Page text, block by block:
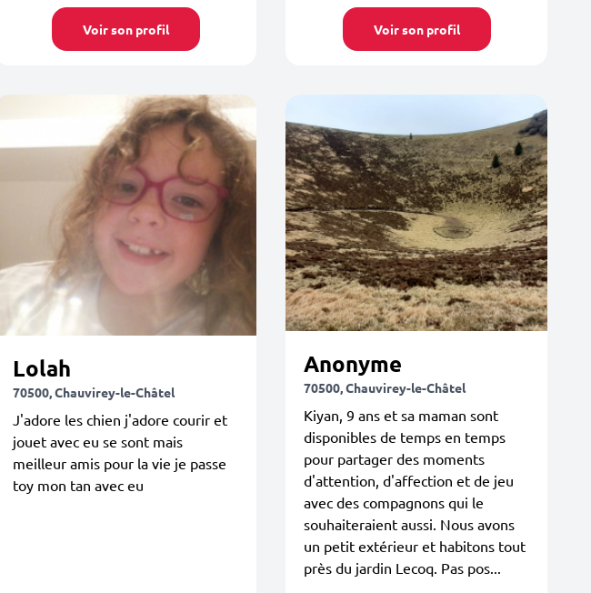
Voir son profil Voir son profil
Lolah
70500, Chauvirey-le-Châtel
J'adore les chien j'adore courir et
jouet avec eu se sont mais
meilleur amis pour la vie je passe
toy mon tan avec eu
Anonyme
70500, Chauvirey-le-Châtel
Kiyan, 9 ans et sa maman sont
disponibles de temps en temps
pour partager des moments
d'attention, d'affection et de jeu
avec des compagnons qui le
souhaiteraient aussi. Nous avons
un petit extérieur et habitons tout
près du jardin Lecoq. Pas pos...